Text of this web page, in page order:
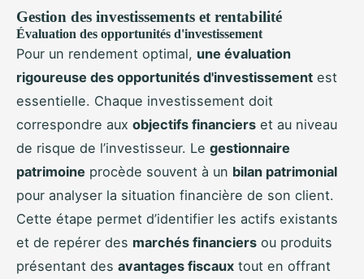
Gestion des investissements et rentabilité
Évaluation des opportunités d'investissement
Pour un rendement optimal, une évaluation
rigoureuse des opportunités d'investissement est
essentielle. Chaque investissement doit
correspondre aux objectifs financiers et au niveau
de risque de l’investisseur. Le gestionnaire
patrimoine procède souvent à un bilan patrimonial
pour analyser la situation financière de son client.
Cette étape permet d’identifier les actifs existants
et de repérer des marchés financiers ou produits
présentant des avantages fiscaux tout en offrant